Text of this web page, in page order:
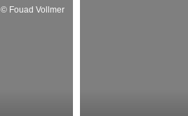
© Fouad Vollmer